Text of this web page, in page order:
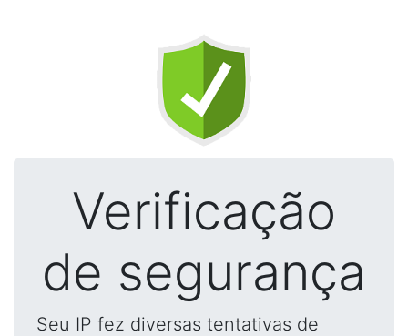
Verificação
de segurança
Seu IP fez diversas tentativas de